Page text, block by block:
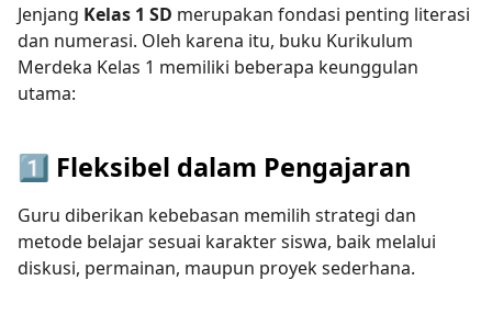
Jenjang Kelas 1 SD merupakan fondasi penting literasi
dan numerasi. Oleh karena itu, buku Kurikulum
Merdeka Kelas 1 memiliki beberapa keunggulan
utama:
1️⃣ Fleksibel dalam Pengajaran
Guru diberikan kebebasan memilih strategi dan
metode belajar sesuai karakter siswa, baik melalui
diskusi, permainan, maupun proyek sederhana.